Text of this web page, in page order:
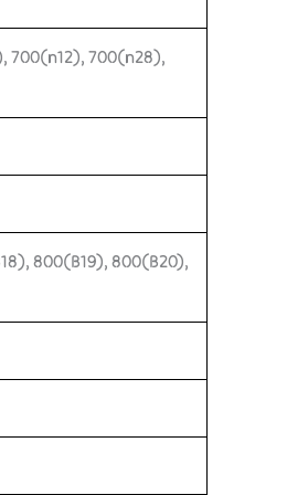
700(n12), 700(n28),
800(B19), 800(B20),